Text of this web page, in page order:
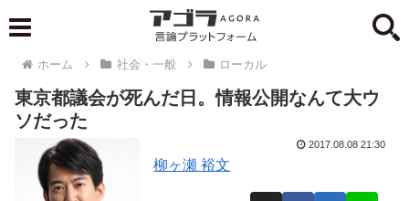
ホーム 社会・一般 ローカル
東京都議会が死んだ日。情報公開なんて大ウ
ソだった
柳ヶ瀬 裕文
2017.08.08 21:30